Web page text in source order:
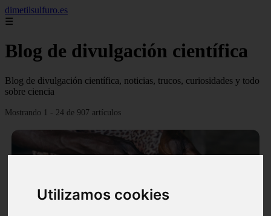
Utilizamos cookies
dimetilsulfuro.es
☰
Blog de divulgación científica
Blog de divulgación científica, noticias, trucos, curiosidades y todo
sobre ciencia
Mostrando 1 - 24 de 907 artículos